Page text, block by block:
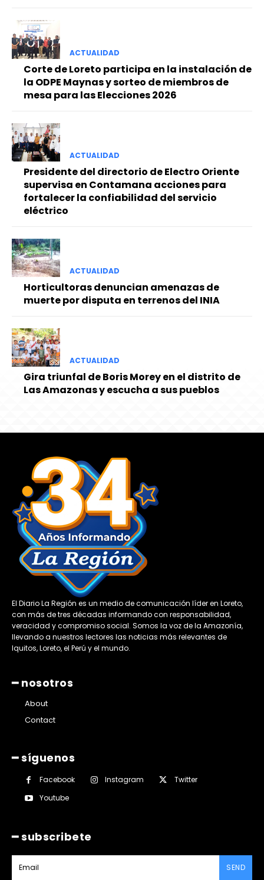
ACTUALIDAD
Corte de Loreto participa en la instalación de
la ODPE Maynas y sorteo de miembros de
mesa para las Elecciones 2026
ACTUALIDAD
Presidente del directorio de Electro Oriente
supervisa en Contamana acciones para
fortalecer la confiabilidad del servicio
eléctrico
ACTUALIDAD
Horticultoras denuncian amenazas de
muerte por disputa en terrenos del INIA
ACTUALIDAD
Gira triunfal de Boris Morey en el distrito de
Las Amazonas y escucha a sus pueblos
El Diario La Región es un medio de comunicación líder en Loreto,
con más de tres décadas informando con responsabilidad,
veracidad y compromiso social. Somos la voz de la Amazonía,
llevando a nuestros lectores las noticias más relevantes de
Iquitos, Loreto, el Perú y el mundo.
━ nosotros
About
Contact
━ síguenos
Facebook Instagram
Twitter
Youtube
━ subscribete
SEND